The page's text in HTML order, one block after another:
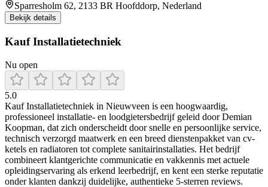
Sparresholm 62, 2133 BR Hoofddorp, Nederland
Bekijk details
Kauf Installatietechniek
Nu open
5.0
Kauf Installatietechniek in Nieuwveen is een hoogwaardig,
professioneel installatie- en loodgietersbedrijf geleid door Demian
Koopman, dat zich onderscheidt door snelle en persoonlijke service,
technisch verzorgd maatwerk en een breed dienstenpakket van cv-
ketels en radiatoren tot complete sanitairinstallaties. Het bedrijf
combineert klantgerichte communicatie en vakkennis met actuele
opleidingservaring als erkend leerbedrijf, en kent een sterke reputatie
onder klanten dankzij duidelijke, authentieke 5-sterren reviews.